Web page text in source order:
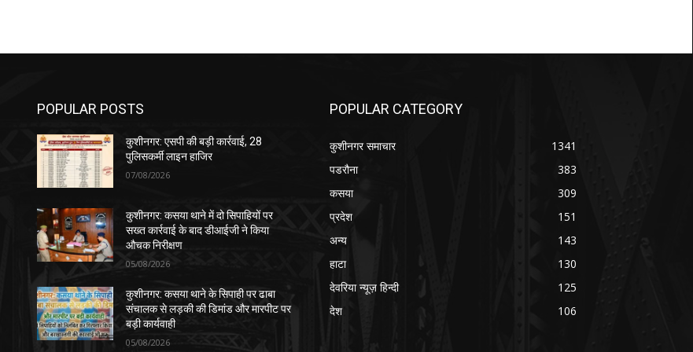
POPULAR POSTS
कुशीनगर: एसपी की बड़ी कार्रवाई, 28
पुलिसकर्मी लाइन हाजिर
07/08/2026
कुशीनगर: कसया थाने में दो सिपाहियों पर
सख्त कार्रवाई के बाद डीआईजी ने किया
औचक निरीक्षण
05/08/2026
कुशीनगर: कसया थाने के सिपाही पर ढाबा
संचालक से लड़की की डिमांड और मारपीट पर
बड़ी कार्यवाही
05/08/2026
POPULAR CATEGORY
कुशीनगर समाचार
1341
पडरौना
383
कसया
309
प्रदेश
151
अन्य
143
हाटा
130
देवरिया न्यूज़ हिन्दी
125
देश
106